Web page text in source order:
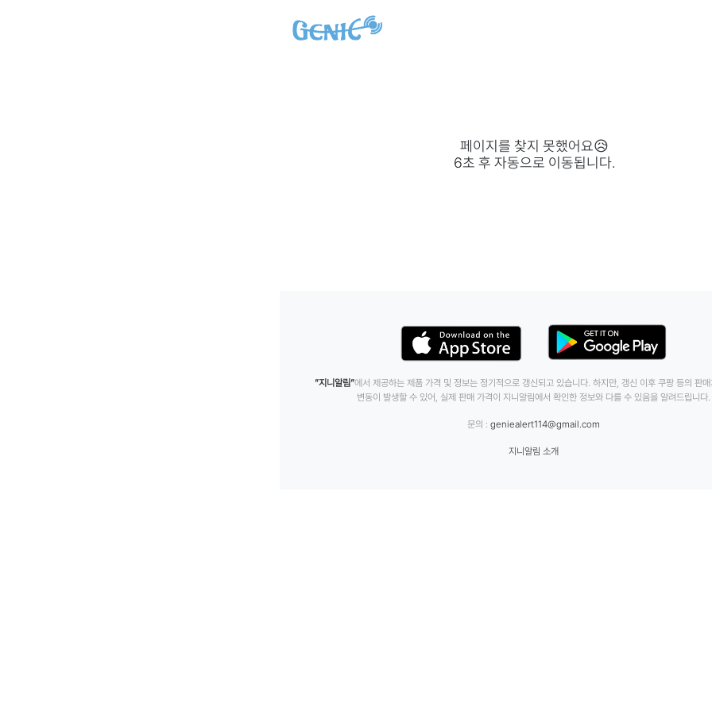
페이지를 찾지 못했어요😥
6초 후 자동으로 이동됩니다.
”지니알림”에서 제공하는 제품 가격 및 정보는 정기적으로 갱신되고 있습니다. 하지만, 갱신 이후 쿠팡 등의 판
변동이 발생할 수 있어, 실제 판매 가격이 지니알림에서 확인한 정보와 다를 수 있음을 알려드립니다.
문의 :geniealert114@gmail.com
지니알림 소개